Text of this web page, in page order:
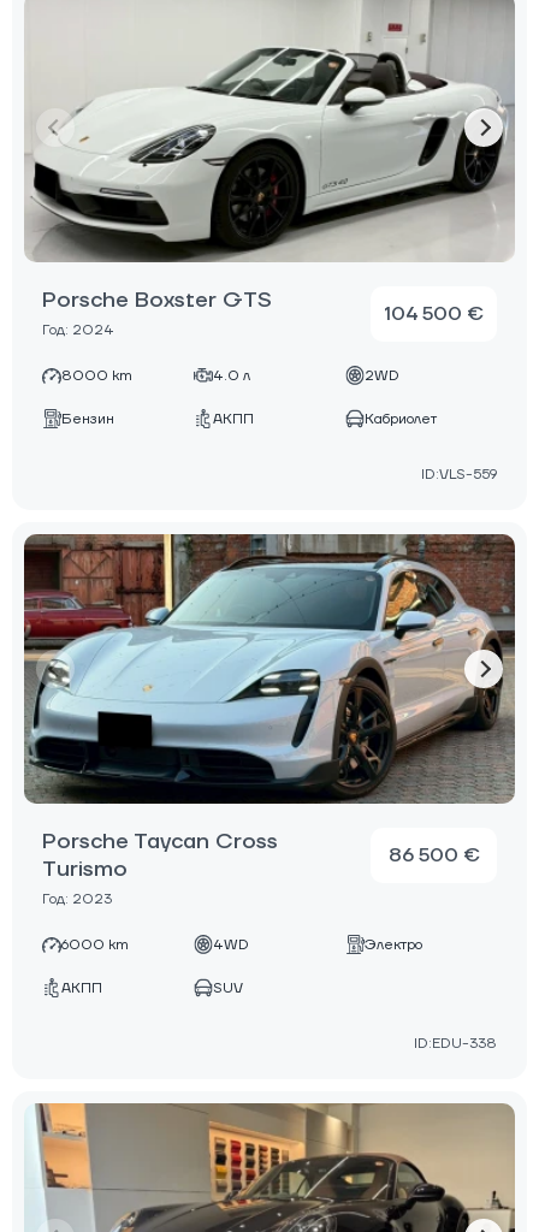
Porsche Boxster GTS
Год: 2024
104 500 €
8000 km 4.0 л 2WD
Бензин АКПП Кабриолет
ID:VLS-559
Porsche Taycan Cross
Turismo
Год: 2023
86 500 €
6000 km 4WD Электро
АКПП SUV
ID:EDU-338